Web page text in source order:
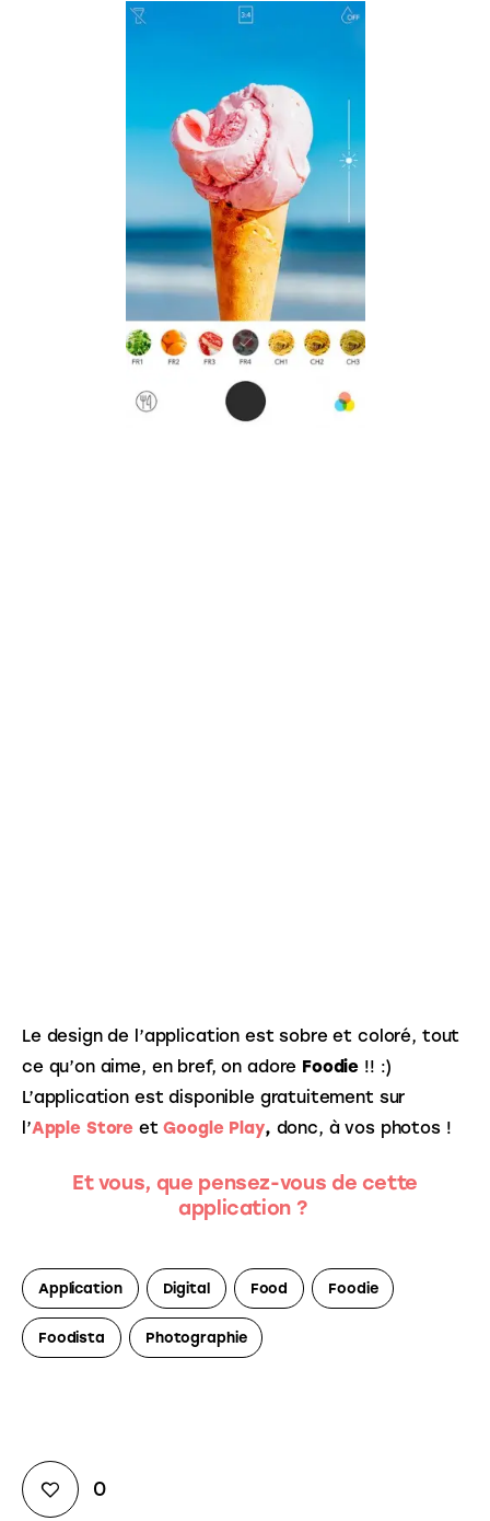
Le design de l’application est sobre et coloré, tout
ce qu’on aime, en bref, on adore Foodie !! :)
L’application est disponible gratuitement sur
l’Apple Store et Google Play, donc, à vos photos !
Et vous, que pensez-vous de cette
application ?
Application Digital Food Foodie
Foodista Photographie
0